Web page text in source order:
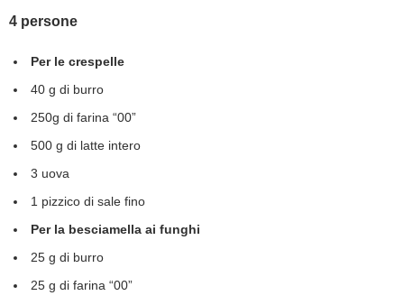
4 persone
Per le crespelle
40 g di burro
250g di farina “00”
500 g di latte intero
3 uova
1 pizzico di sale fino
Per la besciamella ai funghi
25 g di burro
25 g di farina “00”